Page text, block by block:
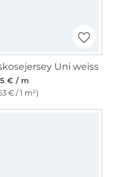
Uni weiss
€ / m
€ / 1 m²)